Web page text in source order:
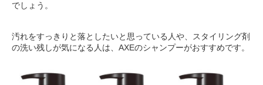
でしょう。
汚れをすっきりと落としたいと思っている人や、スタイリング剤
の洗い残しが気になる人は、AXEのシャンプーがおすすめです。